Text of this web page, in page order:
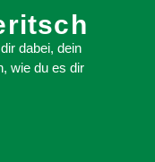
dabei, dein
wie du es dir